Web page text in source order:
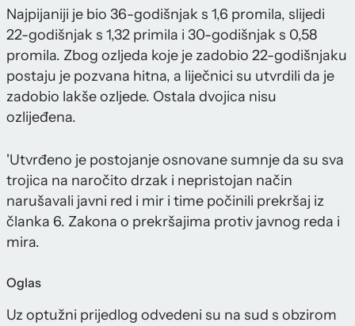
Najpijaniji je bio 36-godišnjak s 1,6 promila, slijedi
22-godišnjak s 1,32 primila i 30-godišnjak s 0,58
promila. Zbog ozljeda koje je zadobio 22-godišnjaku
postaju je pozvana hitna, a liječnici su utvrdili da je
zadobio lakše ozljede. Ostala dvojica nisu
ozlijeđena.
'Utvrđeno je postojanje osnovane sumnje da su sva
trojica na naročito drzak i nepristojan način
narušavali javni red i mir i time počinili prekršaj iz
članka 6. Zakona o prekršajima protiv javnog reda i
mira.
Oglas
Uz optužni prijedlog odvedeni su na sud s obzirom